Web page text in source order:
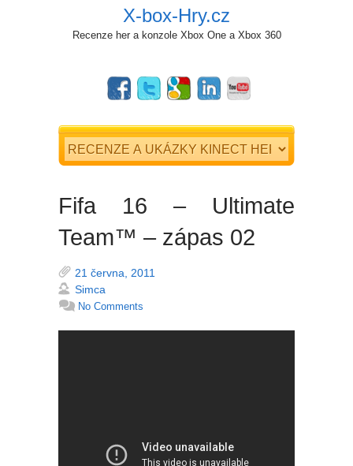
X-box-Hry.cz
Recenze her a konzole Xbox One a Xbox 360
Fifa 16 – Ultimate
Team™ – zápas 02
21 června, 2011
Simca
No Comments